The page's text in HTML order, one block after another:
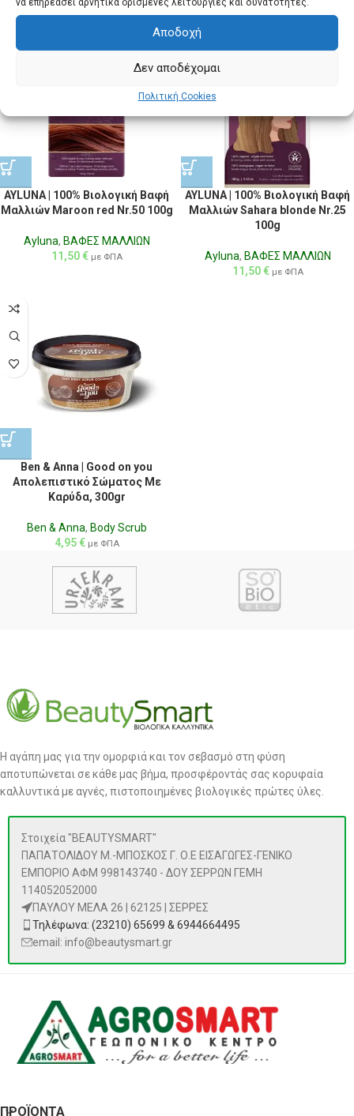
Αποδοχή
Δεν αποδέχομαι
Πολιτική Cookies
AYLUNA | 100% Βιολογική Βαφή
Μαλλιών Maroon red Nr.50 100g
Ayluna, ΒΑΦΕΣ ΜΑΛΛΙΩΝ
11,50€ με ΦΠΑ
AYLUNA | 100% Βιολογική Βαφή
Μαλλιών Sahara blonde Nr.25
100g
Ayluna, ΒΑΦΕΣ ΜΑΛΛΙΩΝ
11,50€ με ΦΠΑ
Ben & Anna | Good on you
Απολεπιστικό Σώματος Με
Καρύδα, 300gr
Ben & Anna, Body Scrub
4,95€ με ΦΠΑ
Η αγάπη μας για την ομορφιά και τον σεβασμό στη φύση
αποτυπώνεται σε κάθε μας βήμα, προσφέροντάς σας κορυφαία
καλλυντικά με αγνές, πιστοποιημένες βιολογικές πρώτες ύλες.
Στοιχεία "BEAUTYSMART"
ΠΑΠΑΤΟΛΙΔΟΥ Μ.-ΜΠΟΣΚΟΣ Γ. Ο.Ε ΕΙΣΑΓΩΓΕΣ-ΓΕΝΙΚΟ
ΕΜΠΟΡΙΟ ΑΦΜ 998143740 - ΔΟΥ ΣΕΡΡΩΝ ΓΕΜΗ
114052052000
ΠΑΥΛΟΥ ΜΕΛΑ 26 | 62125 | ΣΕΡΡΕΣ
Τηλέφωνα: (23210) 65699 & 6944664495
email: info@beautysmart.gr
ΠΡΟΪΌΝΤΑ